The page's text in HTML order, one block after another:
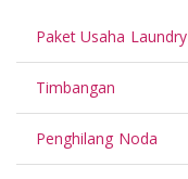
Paket Usaha Laundry
Timbangan
Penghilang Noda